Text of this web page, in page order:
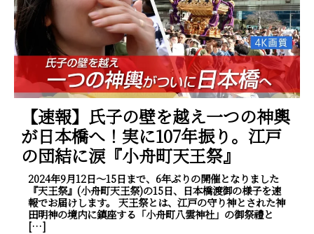
【速報】氏子の壁を越え一つの神輿
が日本橋へ！実に107年振り。江戸
の団結に涙『小舟町天王祭』
2024年9月12日～15日まで、6年ぶりの開催となりました
『天王祭』(小舟町天王祭)の15日、日本橋渡御の様子を速
報でお届けします。 天王祭とは、江戸の守り神とされた神
田明神の境内に鎮座する「小舟町八雲神社」の御祭禮と
[…]